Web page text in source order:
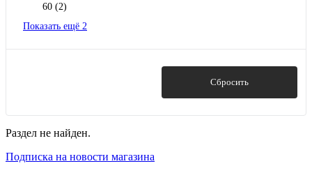
60 (2)
Показать ещё 2
Сбросить
Раздел не найден.
Подписка на новости магазина